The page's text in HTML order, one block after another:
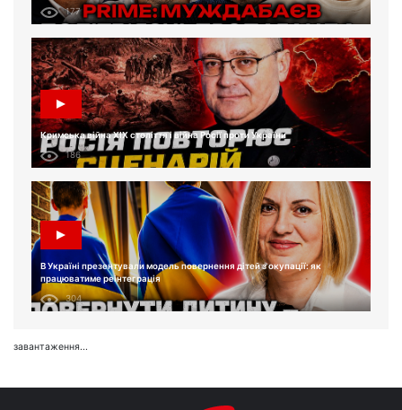
177
Кримська війна XIX століття і війна Росії проти України
186
В Україні презентували модель повернення дітей з окупації: як
працюватиме реінтеграція
304
завантаження...